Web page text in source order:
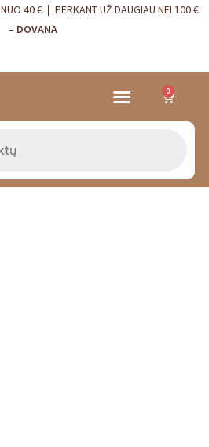
NUO 40 € | PERKANT UŽ DAUGIAU NEI 100 €
– DOVANA
0